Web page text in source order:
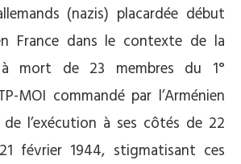
(nazis) placardée début
France dans le contexte de la
à mort de 23 membres du 1°
MOI commandé par l’Arménien
l’exécution à ses côtés de 22
février 1944, stigmatisant ces